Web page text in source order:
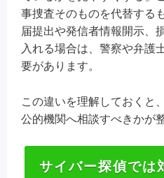
事捜査そのものを代替する
届提出や発信者情報開示、
入れる場合は、警察や弁護
要があります。
この違いを理解しておくと
公的機関へ相談すべきかが
サイバー探偵では